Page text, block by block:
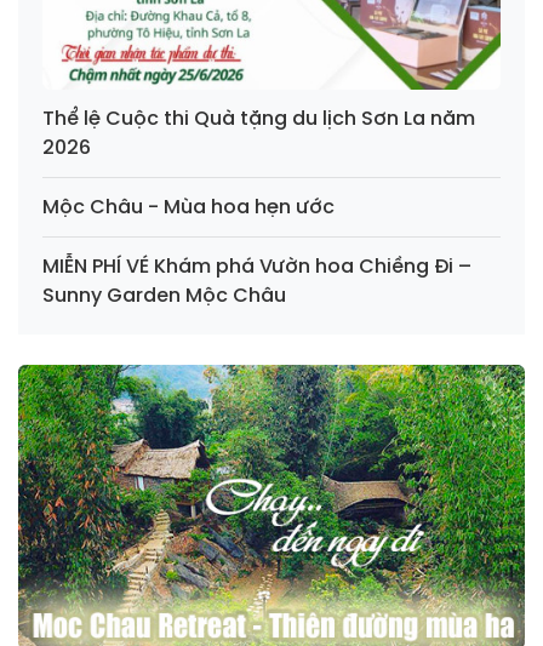
Thể lệ Cuộc thi Quà tặng du lịch Sơn La năm
2026
Mộc Châu - Mùa hoa hẹn ước
MIỄN PHÍ VÉ Khám phá Vườn hoa Chiềng Đi –
Sunny Garden Mộc Châu